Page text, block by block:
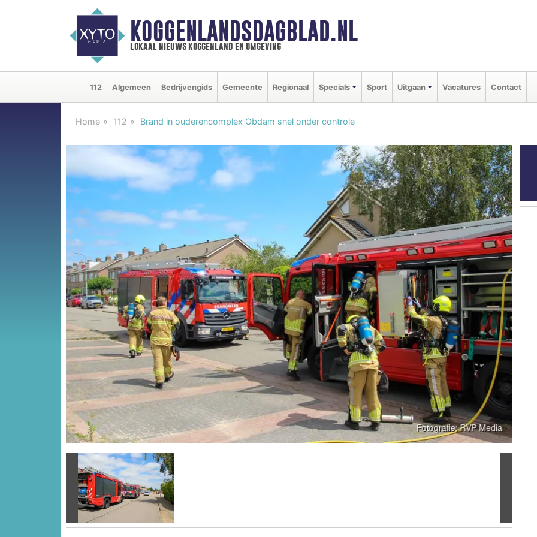
KOGGENLANDSDAGBLAD.NL
lokaal nieuws koggenland en omgeving
112 Algemeen Bedrijvengids Gemeente Regionaal Specials Sport Uitgaan Vacatures Contact
Home 112 Brand in ouderencomplex Obdam snel onder controle
Vorige